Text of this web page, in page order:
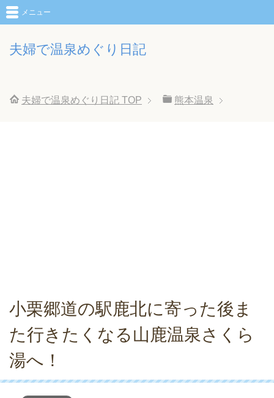
夫婦で温泉めぐり日記
メニュー
夫婦で温泉めぐり日記 TOP 熊本温泉
小栗郷道の駅鹿北に寄った後ま
た行きたくなる山鹿温泉さくら
湯へ！